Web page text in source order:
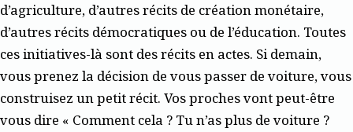
d’agriculture, d’autres récits de création monétaire,
d’autres récits démocratiques ou de l’éducation. Toutes
ces initiatives-là sont des récits en actes. Si demain,
vous prenez la décision de vous passer de voiture, vous
construisez un petit récit. Vos proches vont peut-être
vous dire « Comment cela ? Tu n’as plus de voiture ?